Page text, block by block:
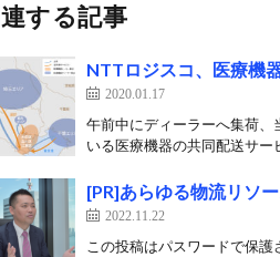
関連する記事
NTTロジスコ、医療機
2020.01.17
午前中にディーラーへ集荷
いる医療機器の共同配送サー
[PR]あらゆる物流リソ
2022.11.22
この投稿はパスワードで保